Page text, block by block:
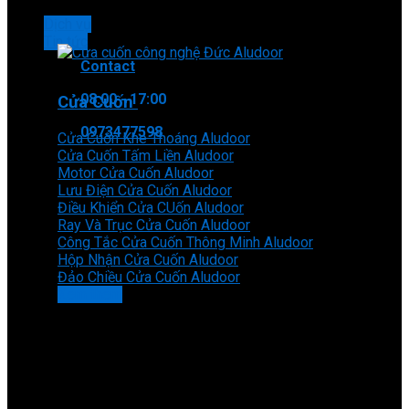
Tin tức
Contact
08:00 - 17:00
0973477598
Cửa Cuốn
Cửa Cuốn Khe Thoáng Aludoor
Cửa Cuốn Tấm Liền Aludoor
Motor Cửa Cuốn Aludoor
Lưu Điện Cửa Cuốn Aludoor
Điều Khiển Cửa CUốn Aludoor
Ray Và Trục Cửa Cuốn Aludoor
Công Tắc Cửa Cuốn Thông Minh Aludoor
Hộp Nhận Cửa Cuốn Aludoor
Đảo Chiều Cửa Cuốn Aludoor